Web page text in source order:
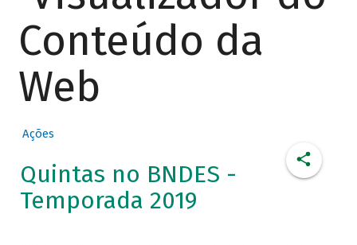
Conteúdo da
Web
Ações
Quintas no BNDES -
Temporada 2019